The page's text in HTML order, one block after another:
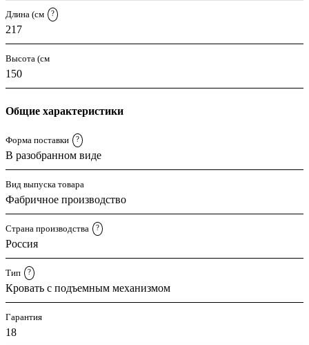
Длина (см ?
217
Высота (см
150
Общие характеристики
Форма поставки ?
В разобранном виде
Вид выпуска товара
Фабричное производство
Страна производства ?
Россия
Тип ?
Кровать с подъемным механизмом
Гарантия
18